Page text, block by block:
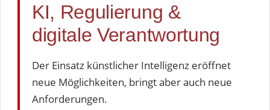
KI, Regulierung &
digitale Verantwortung
Der Einsatz künstlicher Intelligenz eröffnet
neue Möglichkeiten, bringt aber auch neue
Anforderungen.